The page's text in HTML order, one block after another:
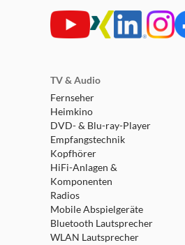
TV & Audio
Fernseher
Heimkino
DVD- & Blu-ray-Player
Empfangstechnik
Kopfhörer
HiFi-Anlagen &
Komponenten
Radios
Mobile Abspielgeräte
Bluetooth Lautsprecher
WLAN Lautsprecher